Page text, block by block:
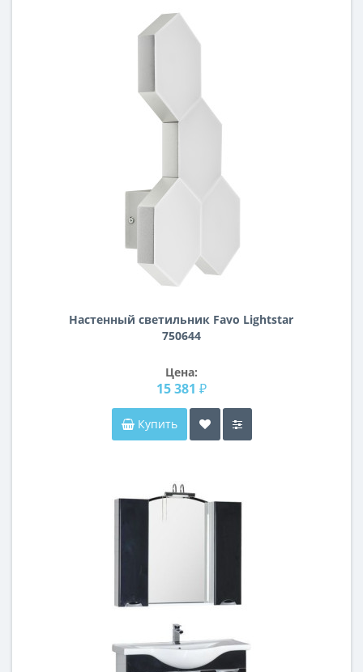
Настенный светильник Favo Lightstar
750644
Цена:
15 381 ₽
Купить